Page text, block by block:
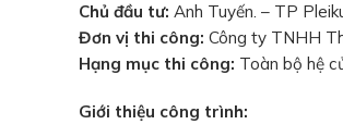
Chủ đầu tư: Anh Tuyến. – TP
Đơn vị thi công: Công ty TNHH
Hạng mục thi công: Toàn bộ hệ
Giới thiệu công trình: